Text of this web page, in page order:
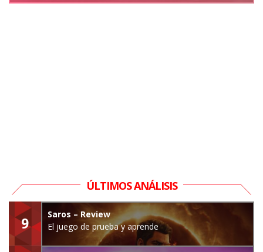
ÚLTIMOS ANÁLISIS
9
Saros – Review
El juego de prueba y aprende